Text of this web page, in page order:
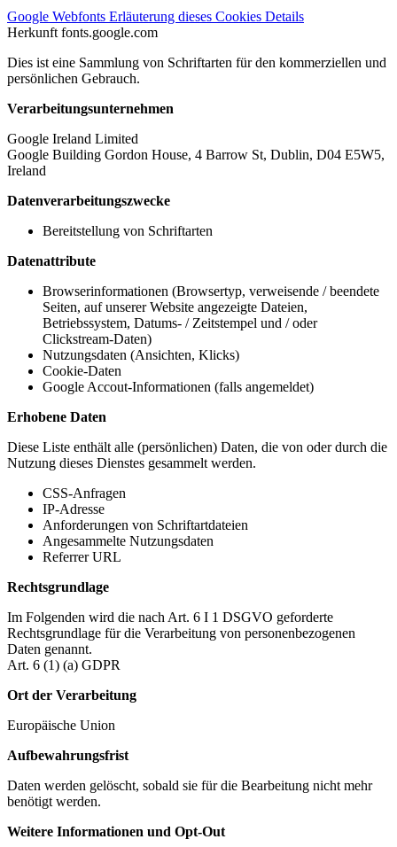
Google Webfonts Erläuterung dieses Cookies Details
Herkunft fonts.google.com
Dies ist eine Sammlung von Schriftarten für den kommerziellen und
persönlichen Gebrauch.
Verarbeitungsunternehmen
Google Ireland Limited
Google Building Gordon House, 4 Barrow St, Dublin, D04 E5W5,
Ireland
Datenverarbeitungszwecke
Bereitstellung von Schriftarten
Datenattribute
Browserinformationen (Browsertyp, verweisende / beendete
Seiten, auf unserer Website angezeigte Dateien,
Betriebssystem, Datums- / Zeitstempel und / oder
Clickstream-Daten)
Nutzungsdaten (Ansichten, Klicks)
Cookie-Daten
Google Accout-Informationen (falls angemeldet)
Erhobene Daten
Diese Liste enthält alle (persönlichen) Daten, die von oder durch die
Nutzung dieses Dienstes gesammelt werden.
CSS-Anfragen
IP-Adresse
Anforderungen von Schriftartdateien
Angesammelte Nutzungsdaten
Referrer URL
Rechtsgrundlage
Im Folgenden wird die nach Art. 6 I 1 DSGVO geforderte
Rechtsgrundlage für die Verarbeitung von personenbezogenen
Daten genannt.
Art. 6 (1) (a) GDPR
Ort der Verarbeitung
Europäische Union
Aufbewahrungsfrist
Daten werden gelöscht, sobald sie für die Bearbeitung nicht mehr
benötigt werden.
Weitere Informationen und Opt-Out